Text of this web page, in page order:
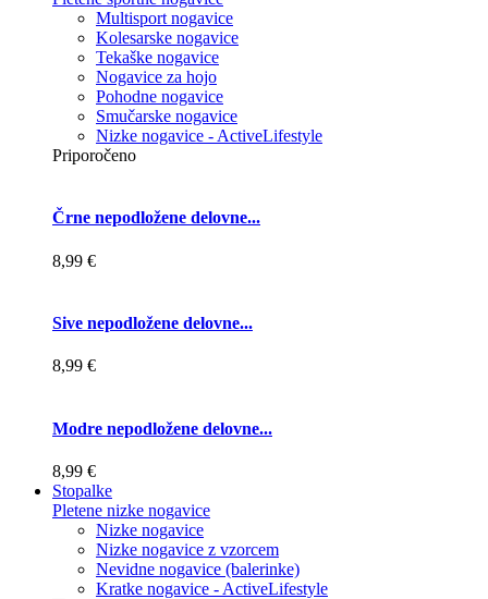
Multisport nogavice
Kolesarske nogavice
Tekaške nogavice
Nogavice za hojo
Pohodne nogavice
Smučarske nogavice
Nizke nogavice - ActiveLifestyle
Priporočeno
Črne nepodložene delovne...
8,99 €
Sive nepodložene delovne...
8,99 €
Modre nepodložene delovne...
8,99 €
Stopalke
Pletene nizke nogavice
Nizke nogavice
Nizke nogavice z vzorcem
Nevidne nogavice (balerinke)
Kratke nogavice - ActiveLifestyle